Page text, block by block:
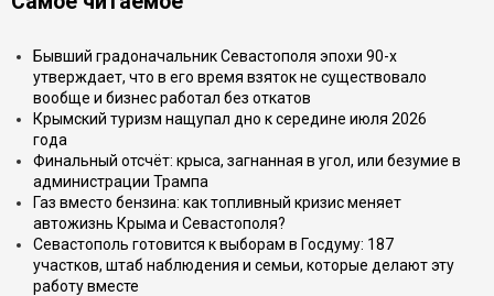
Бывший градоначальник Севастополя эпохи 90-х
утверждает, что в его время взяток не существовало
вообще и бизнес работал без откатов
Крымский туризм нащупал дно к середине июля 2026
года
Финальный отсчёт: крыса, загнанная в угол, или безумие в
администрации Трампа
Газ вместо бензина: как топливный кризис меняет
автожизнь Крыма и Севастополя?
Севастополь готовится к выборам в Госдуму: 187
участков, штаб наблюдения и семьи, которые делают эту
работу вместе